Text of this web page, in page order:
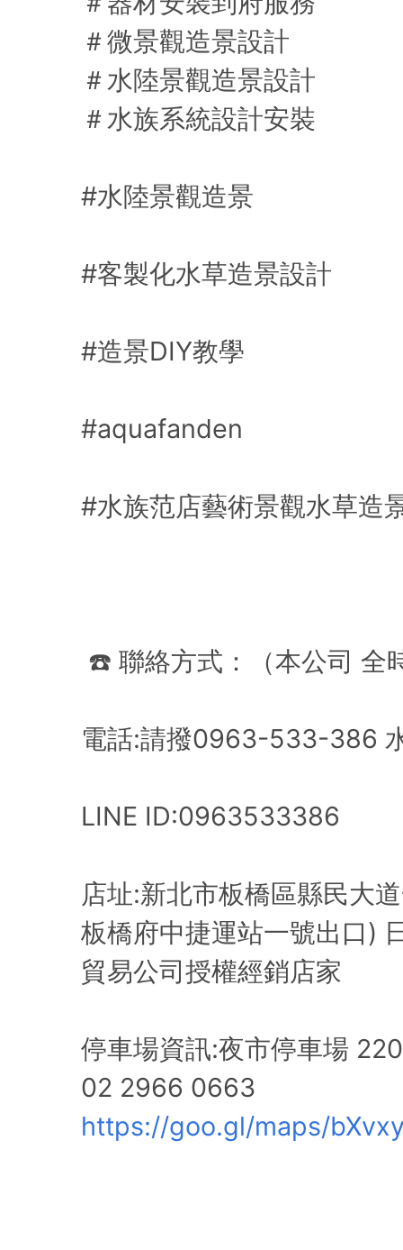
＃微景觀造景設計
＃水陸景觀造景設計
＃水族系統設計安裝
#水陸景觀造景
#客製化水草造景設計
#造景DIY教學
#aquafanden
#水族范店藝術景觀水草造
☎️ 聯絡方式：（本公司
電話:請撥0963-533-386
LINE ID:0963533386
店址:新北市板橋區縣民大
板橋府中捷運站一號出口)
貿易公司授權經銷店家
停車場資訊:夜市停車場
02 2966 0663
https://goo.gl/maps/